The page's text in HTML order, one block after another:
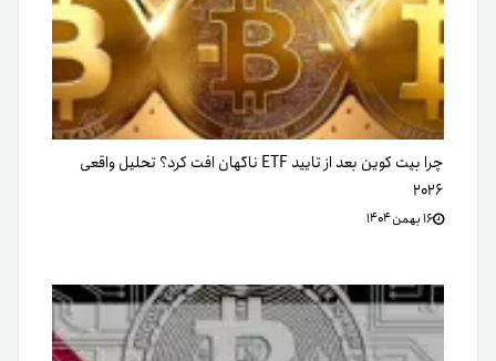
چرا بیت کوین بعد از تایید ETF ناگهان افت کرد؟ تحلیل واقعی
۲۰۲۶
۱۶ بهمن ۱۴۰۴